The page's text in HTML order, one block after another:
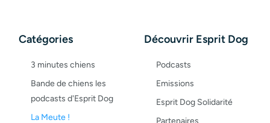
Catégories
3 minutes chiens
Bande de chiens les
podcasts d'Esprit Dog
La Meute !
Découvrir Esprit Dog
Podcasts
Emissions
Esprit Dog Solidarité